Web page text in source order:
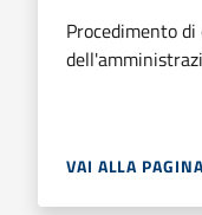
Procedimento
VAI ALLA PAGINA